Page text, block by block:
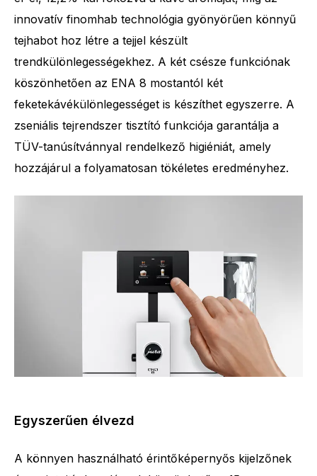
innovatív finomhab technológia gyönyörűen könnyű
tejhabot hoz létre a tejjel készült
trendkülönlegességekhez. A két csésze funkciónak
köszönhetően az ENA 8 mostantól két
feketekávékülönlegességet is készíthet egyszerre. A
zseniális tejrendszer tisztító funkciója garantálja a
TÜV-tanúsítvánnyal rendelkező higiéniát, amely
hozzájárul a folyamatosan tökéletes eredményhez.
Egyszerűen élvezd
A könnyen használható érintőképernyős kijelzőnek